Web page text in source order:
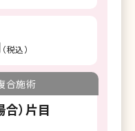
（税込）
合施術
）片目